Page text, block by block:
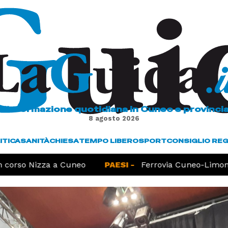
L'informazione quotidiana in Cuneo e
8 agosto 2026
SANITÀCHIESATEMPO LIBEROSPORTCONSIGLIO
Nizza a Cuneo PAESI - Ferrovia Cuneo-